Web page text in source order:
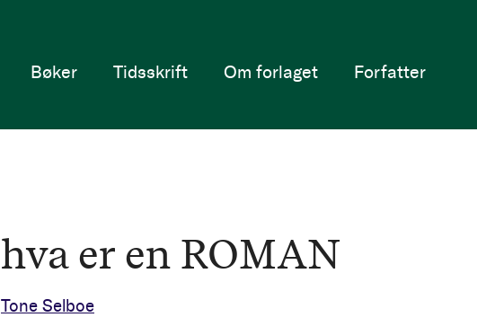
Hjem
Bøker Tidsskrift Om forlaget Forfatter
hva er en ROMAN
Tone Selboe